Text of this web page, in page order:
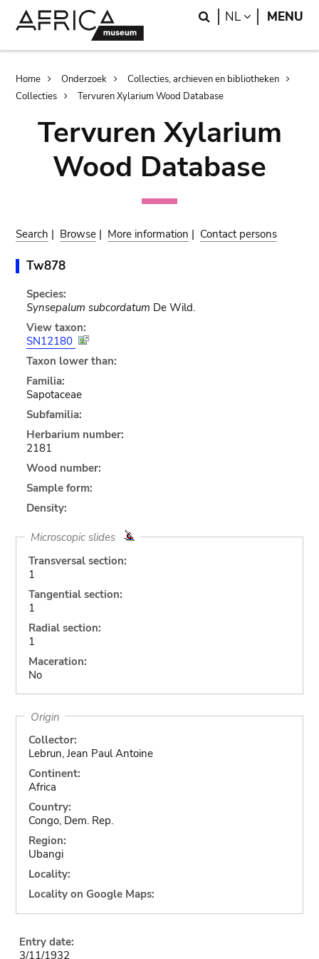
Search
NL LANGUAGE
MENU
Breadcrumb
Home Onderzoek
Collecties, archieven en bibliotheken
Collecties
Tervuren Xylarium Wood Database
Tervuren Xylarium
Wood Database
Search | Browse | More information | Contact persons
Tw878
Species:
Synsepalum subcordatum De Wild.
View taxon:
SN12180
Taxon lower than:
Familia:
Sapotaceae
Subfamilia:
Herbarium number:
2181
Wood number:
Sample form:
Density:
Microscopic slides
Transversal section:
1
Tangential section:
1
Radial section:
1
Maceration:
No
Origin
Collector:
Lebrun, Jean Paul Antoine
Continent:
Africa
Country:
Congo, Dem. Rep.
Region:
Ubangi
Locality:
Locality on Google Maps:
Entry date:
3/11/1932